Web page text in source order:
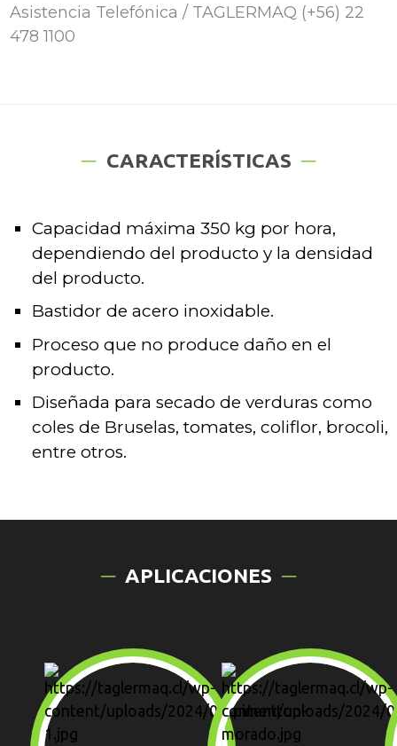
Asistencia Telefónica / TAGLERMAQ (+56) 22
478 1100
CARACTERÍSTICAS
Capacidad máxima 350 kg por hora,
dependiendo del producto y la densidad
del producto.
Bastidor de acero inoxidable.
Proceso que no produce daño en el
producto.
Diseñada para secado de verduras como
coles de Bruselas, tomates, coliflor, brocoli,
entre otros.
APLICACIONES